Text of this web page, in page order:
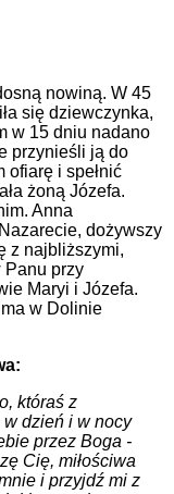
nowiną. W 45
się dziewczynka,
w 15 dniu nadano
przynieśli ją do
ofiarę i spełnić
żoną Józefa.
Anna
dożywszy
z najbliższymi,
Panu przy
Maryi i Józefa.
w Dolinie
któraś z
dzień i w nocy
przez Boga -
Cię, miłościwa
i przyjdź mi z